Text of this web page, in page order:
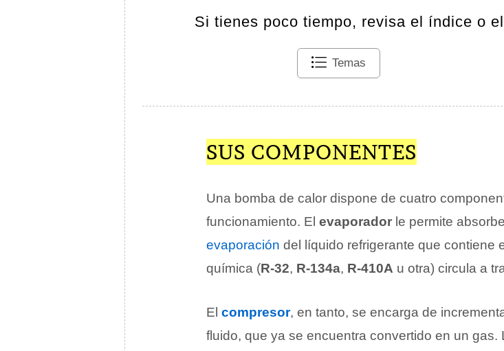
Si tienes poco tiempo, revisa el índice o
Temas
SUS COMPONENTES
Una bomba de calor dispone de cuatro
funcionamiento. El evaporador le permite
evaporación del líquido refrigerante que contiene
química (R-32, R-134a, R-410A u otra) circula a
El compresor, en tanto, se encarga de
fluido, que ya se encuentra convertido en un gas.